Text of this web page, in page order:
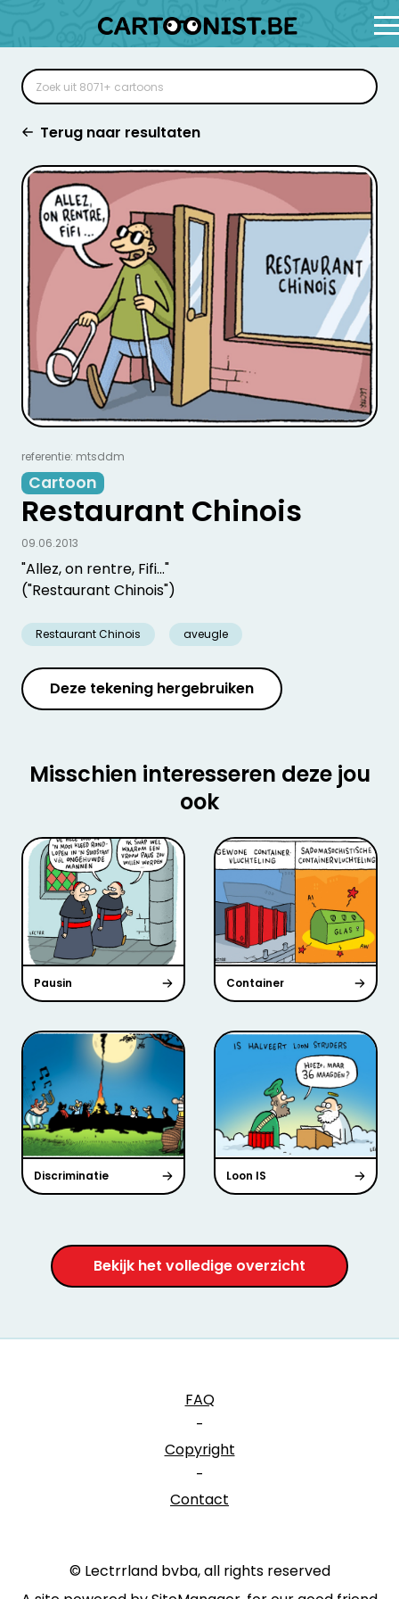
Terug naar resultaten
referentie: mtsddm
Cartoon
Restaurant Chinois
"Allez, on rentre, Fifi..."
("Restaurant Chinois")
Restaurant Chinois aveugle
09.06.2013
Deze tekening hergebruiken
Misschien interesseren deze jou
ook
Pausin Container
Discriminatie Loon IS
Bekijk het volledige overzicht
FAQ
-
Copyright
-
Contact
© Lectrrland bvba, all rights reserved